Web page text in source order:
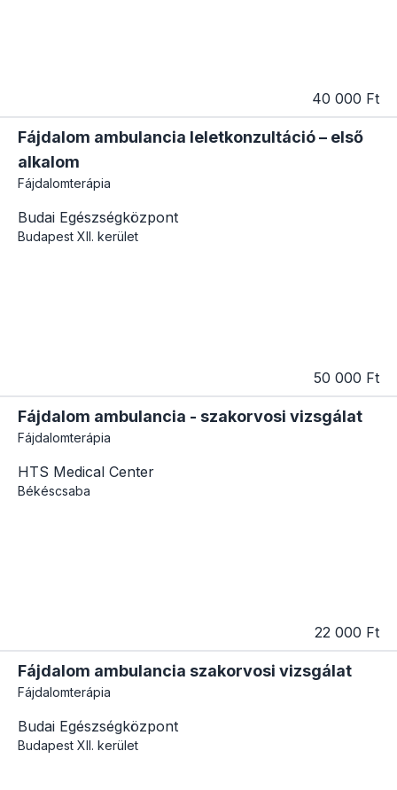
40 000 Ft
Fájdalom ambulancia leletkonzultáció – első
alkalom
Fájdalomterápia
Budai Egészségközpont
Budapest XII. kerület
50 000 Ft
Fájdalom ambulancia - szakorvosi vizsgálat
Fájdalomterápia
HTS Medical Center
Békéscsaba
22 000 Ft
Fájdalom ambulancia szakorvosi vizsgálat
Fájdalomterápia
Budai Egészségközpont
Budapest XII. kerület